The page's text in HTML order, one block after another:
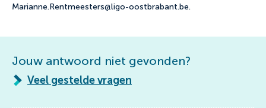
Marianne.Rentmeesters@ligo-oostbrabant.be.
Jouw antwoord niet gevonden?
Veel gestelde vragen